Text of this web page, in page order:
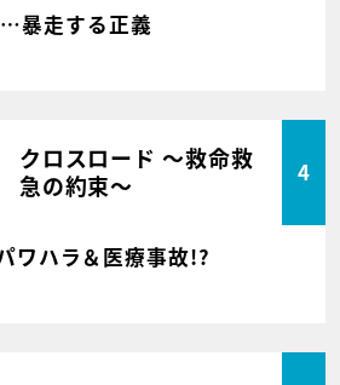
暴走する正義
クロスロード ～救命救
急の約束～
4
ワハラ＆医療事故!?